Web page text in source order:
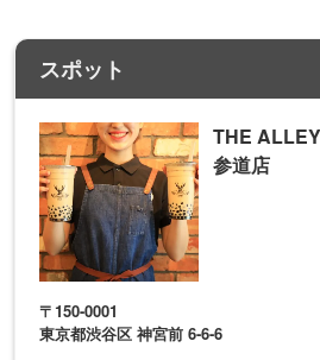
スポット
THE
参道店
〒150-0001
東京都渋谷区 神宮前 6-6-6